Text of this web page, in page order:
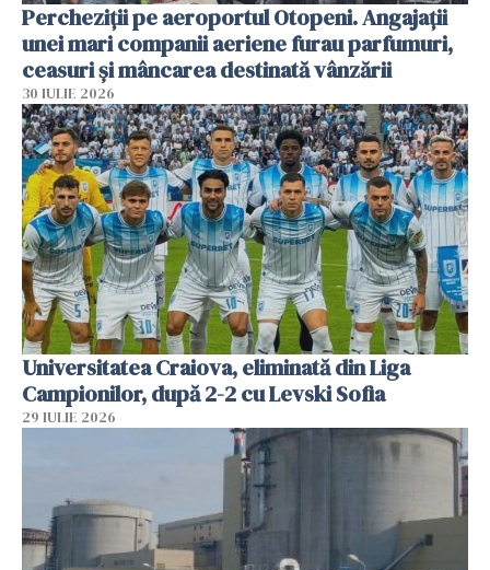
Percheziții pe aeroportul Otopeni. Angajații
unei mari companii aeriene furau parfumuri,
ceasuri și mâncarea destinată vânzării
30 IULIE 2026
Universitatea Craiova, eliminată din Liga
Campionilor, după 2-2 cu Levski Sofia
29 IULIE 2026